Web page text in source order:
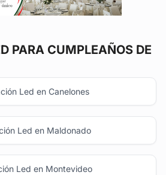
PARA CUMPLEAÑOS DE
Led en Canelones
Led en Maldonado
Led en Montevideo